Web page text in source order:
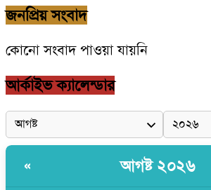
জনপ্রিয় সংবাদ
কোনো সংবাদ পাওয়া যায়নি
আর্কাইভ ক্যালেন্ডার
« আগষ্ট ২০২৬